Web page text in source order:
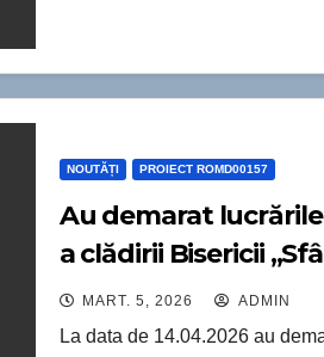
NOUTĂȚI PROIECT ROMD00157
Au demarat
a clădirii Bisericii
Mucenic Dimitrie”
Soroca.
MART. 5, 2026 ADMIN
La data de 14.04.2026 au